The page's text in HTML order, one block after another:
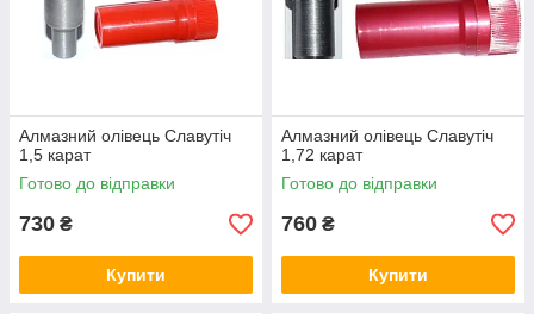
Алмазний олівець Славутіч
1,5 карат
Готово до відправки
730 ₴
Купити
Алмазний олівець Славутіч
1,72 карат
Готово до відправки
760 ₴
Купити